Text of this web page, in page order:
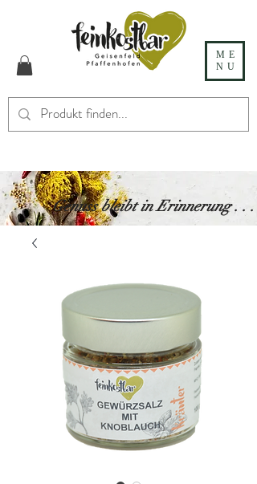
ME
NU
Genuss bleibt in Erinnerung . . .